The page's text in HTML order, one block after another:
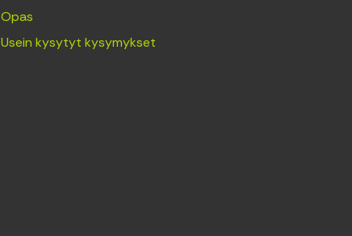
Opas
Usein kysytyt kysymykset